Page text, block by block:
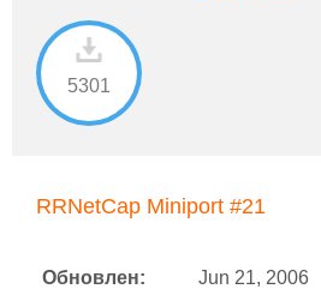
5301
RRNetCap Miniport #21
Обновлен: Jun 21, 2006